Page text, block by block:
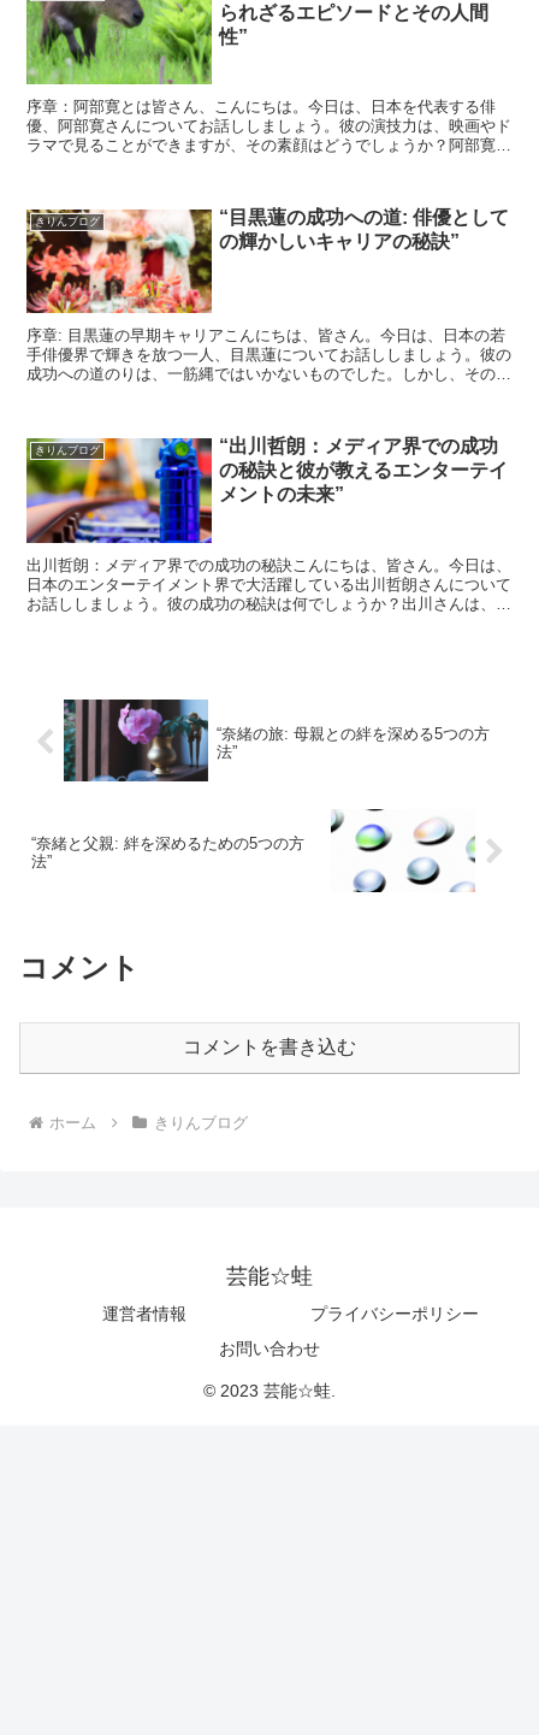
られざるエピソードとその人間
性”
序章：阿部寛とは皆さん、こんにちは。今日は、日本を代表する俳
優、阿部寛さんについてお話ししましょう。彼の演技力は、映画やド
ラマで見ることができますが、その素顔はどうでしょうか？阿部寛の
きりんブログ
“目黒蓮の成功への道: 俳優として
の輝かしいキャリアの秘訣”
序章: 目黒蓮の早期キャリアこんにちは、皆さん。今日は、日本の若
手俳優界で輝きを放つ一人、目黒蓮についてお話ししましょう。彼の
成功への道のりは、一筋縄ではいかないものでした。しかし、その困
きりんブログ
“出川哲朗：メディア界での成功
の秘訣と彼が教えるエンターテイ
メントの未来”
出川哲朗：メディア界での成功の秘訣こんにちは、皆さん。今日は、
日本のエンターテイメント界で大活躍している出川哲朗さんについて
お話ししましょう。彼の成功の秘訣は何でしょうか？出川さんは、常
“奈緒の旅: 母親との絆を深める5つの方
法”
“奈緒と父親: 絆を深めるための5つの方
法”
コメント
コメントを書き込む
ホーム きりんブログ
芸能☆蛙
運営者情報
プライバシーポリシー
お問い合わせ
© 2023 芸能☆蛙.